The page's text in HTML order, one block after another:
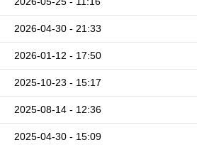
2026-04-30 - 21:33
2026-01-12 - 17:50
2025-10-23 - 15:17
2025-08-14 - 12:36
2025-04-30 - 15:09